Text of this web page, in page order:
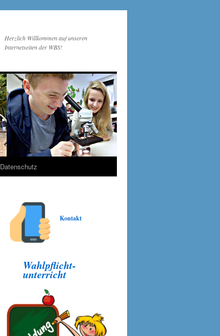
Herzlich Willkommen auf unseren
Internetseiten der WBS!
Datenschutz
Kontakt
Wahlpflicht-
unterricht